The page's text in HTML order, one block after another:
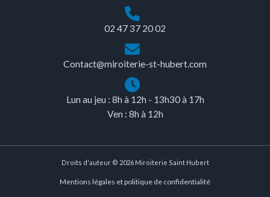
02 47 37 20 02
Contact@miroiterie-st-hubert.com
Lun au jeu : 8h à 12h - 13h30 à 17h
Ven : 8h à 12h
Droits d'auteur © 2026 Miroiterie Saint Hubert
Mentions légales et politique de confidentialité